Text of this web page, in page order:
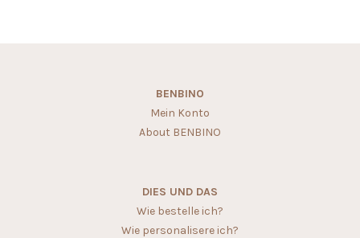
BENBINO
Mein Konto
About BENBINO
DIES UND DAS
Wie bestelle ich?
Wie personalisere ich?